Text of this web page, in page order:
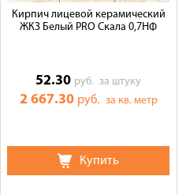
Кирпич лицевой керамический
ЖКЗ Белый PRO Скала 0,7НФ
52.30 руб.за штуку
2 667.30 руб. за кв. метр
Купить